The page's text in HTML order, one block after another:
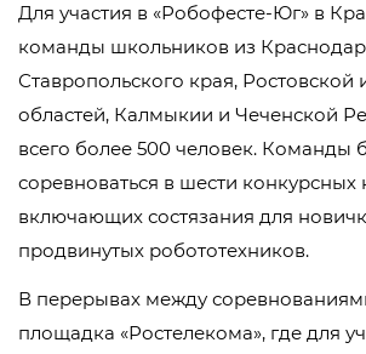
Для участия в «Робофесте-Юг» в
команды школьников из
Ставропольского края, Ростовской
областей, Калмыкии и Чеченской
всего более 500 человек. Команды
соревноваться в шести конкурсных
включающих состязания для
продвинутых робототехников.
В перерывах между
площадка «Ростелекома», где для